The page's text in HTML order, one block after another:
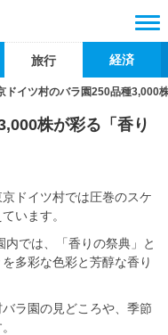
旅行 経済
ドイツ村のバラ園250品種3,000
株が彩る「香り
ドイツ村では圧巻のスケ
います。
では、「香りの祭典」と
多彩な色彩と芳醇な香り
ラ園の見どころや、季節